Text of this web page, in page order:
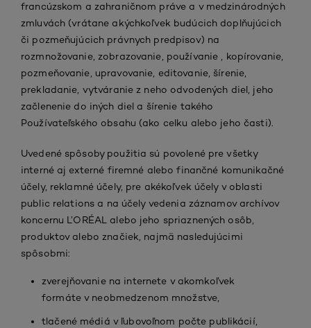
francúzskom a zahraničnom práve a v medzinárodných
zmluvách (vrátane akýchkoľvek budúcich doplňujúcich
či pozmeňujúcich právnych predpisov) na
rozmnožovanie, zobrazovanie, používanie , kopírovanie,
pozmeňovanie, upravovanie, editovanie, šírenie,
prekladanie, vytváranie z neho odvodených diel, jeho
začlenenie do iných diel a šírenie takého
Používateľského obsahu (ako celku alebo jeho časti).
Uvedené spôsoby použitia sú povolené pre všetky
interné aj externé firemné alebo finančné komunikačné
účely, reklamné účely, pre akékoľvek účely v oblasti
public relations a na účely vedenia záznamov archívov
koncernu L’ORÉAL alebo jeho spriaznených osôb,
produktov alebo značiek, najmä nasledujúcimi
spôsobmi:
zverejňovanie na internete v akomkoľvek
formáte v neobmedzenom množstve,
tlačené médiá v ľubovoľnom počte publikácií,